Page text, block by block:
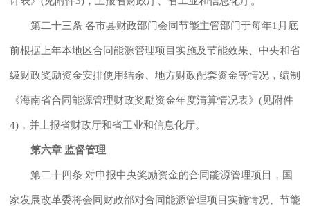
第二十三条 各市县财政部门会同节能主管部门于每年1月底
前根据上年本地区合同能源管理项目实施及节能效果、中央和省
级财政奖励资金安排使用结余、地方财政配套资金等情况，编制
《海南省合同能源管理财政奖励资金年度清算情况表》(见附件
4)，并上报省财政厅和省工业和信息化厅。
第六章 监督管理
第二十四条 对申报中央奖励资金的合同能源管理项目，国
家发展改革委将会同财政部对合同能源管理项目实施情况、节能